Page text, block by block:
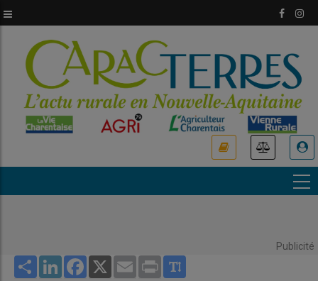
au
principal
Publicité
Share LinkedInFacebook
X Email Print